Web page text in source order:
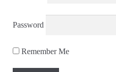
Password
Remember Me